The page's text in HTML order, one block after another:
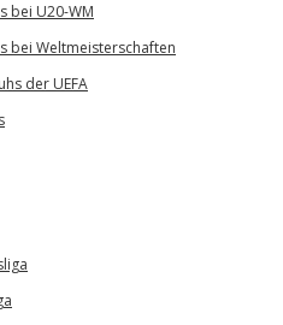
bei U20-WM
bei Weltmeisterschaften
der UEFA